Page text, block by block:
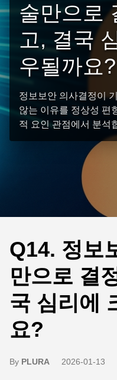
술만으로
고, 결국
우될까요?
정보보안 의사결정이
않는 이유를 정상성 편
적 요인 관점에서 분석
Q14. 정보
만으로 결
국 심리에
요?
By PLURA 2026-01-13